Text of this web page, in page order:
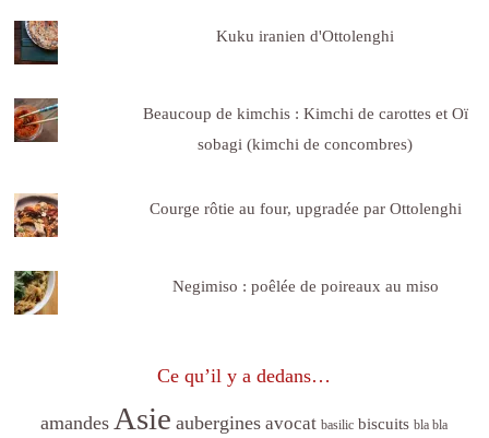
Kuku iranien d'Ottolenghi
Beaucoup de kimchis : Kimchi de carottes et Oï
sobagi (kimchi de concombres)
Courge rôtie au four, upgradée par Ottolenghi
Negimiso : poêlée de poireaux au miso
Ce qu’il y a dedans…
amandes Asie aubergines avocat basilic biscuits bla bla